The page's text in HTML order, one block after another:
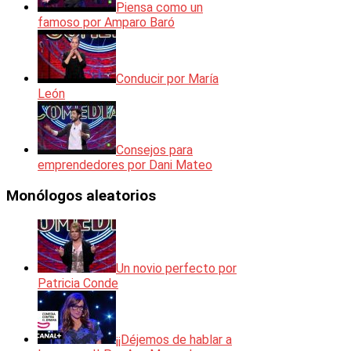
Piensa como un
famoso por Amparo Baró
Conducir por María
León
Consejos para
emprendedores por Dani Mateo
Monólogos aleatorios
Un novio perfecto por
Patricia Conde
¡¡Déjemos de hablar a